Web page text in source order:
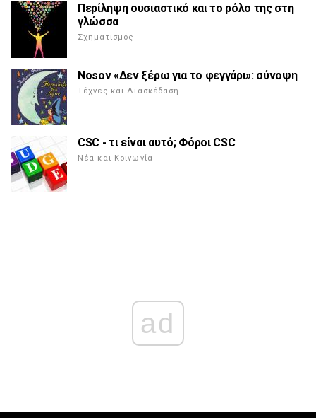
Περίληψη ουσιαστικό και το ρόλο της στη
γλώσσα
Σχηματισμός
Nosov «Δεν ξέρω για το φεγγάρι»: σύνοψη
Τέχνες και Διασκέδαση
CSC - τι είναι αυτό; Φόροι CSC
Νέα και Κοινωνία
ad